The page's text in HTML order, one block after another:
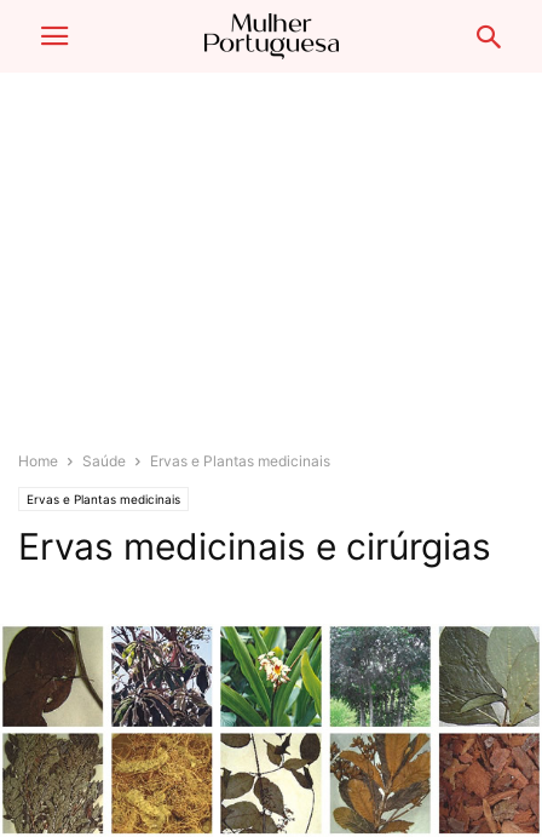
Home Saúde Ervas e Plantas medicinais
Ervas e Plantas medicinais
Ervas medicinais e cirúrgias